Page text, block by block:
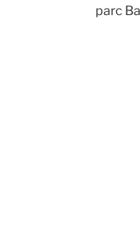
parc